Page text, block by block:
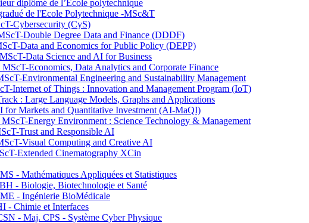
diplômé de l’École polytechnique
de l'Ecole Polytechnique -MSc&T
Cybersecurity (CyS)
Double Degree Data and Finance (DDDF)
Data and Economics for Public Policy (DEPP)
Data Science and AI for Business
Economics, Data Analytics and Corporate Finance
Environmental Engineering and Sustainability Management
Internet of Things : Innovation and Management Program (IoT)
: Large Language Models, Graphs and Applications
Markets and Quantitative Investment (AI-MaQI)
Energy Environment : Science Technology & Management
Trust and Responsible AI
Visual Computing and Creative AI
Extended Cinematography XCin
- Mathématiques Appliquées et Statistiques
- Biologie, Biotechnologie et Santé
- Ingénierie BioMédicale
- Chimie et Interfaces
- Maj. CPS - Système Cyber Physique